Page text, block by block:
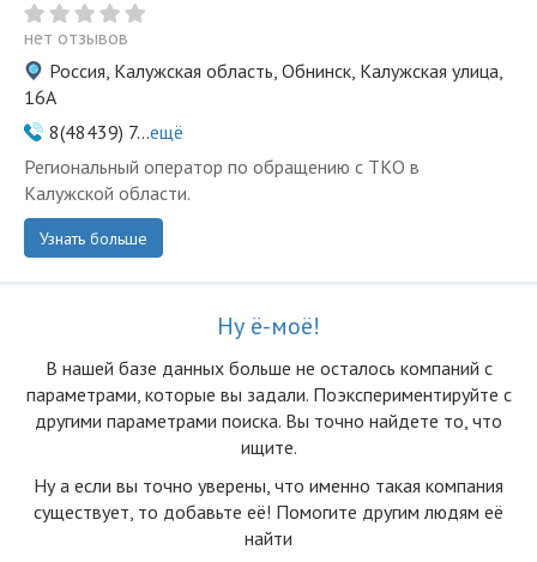
нет отзывов
Россия, Калужская область, Обнинск, Калужская улица,
16А
8(48439) 7...ещё
Региональный оператор по обращению с ТКО в
Калужской области.
Узнать больше
Ну ё-моё!
В нашей базе данных больше не осталоcь компаний с
параметрами, которые вы задали. Поэкспериментируйте с
другими параметрами поиска. Вы точно найдете то, что
ищите.
Ну а если вы точно уверены, что именно такая компания
существует, то добавьте её! Помогите другим людям её
найти